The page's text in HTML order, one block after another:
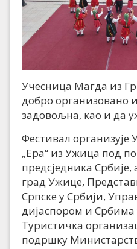
Учесница Магда из
добро организовано и
задовољна, као и да
Фестивал
„Ера“ из Ужица под
предсједника Србије,
град Ужице,
Српске у Србији,
дијаспором и Србима
Туристичка
подршку